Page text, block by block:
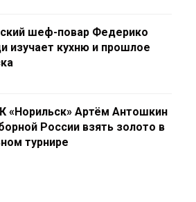
шеф-повар Федерико
изучает кухню и прошлое
«Норильск» Артём Антошкин
России взять золото в
турнире